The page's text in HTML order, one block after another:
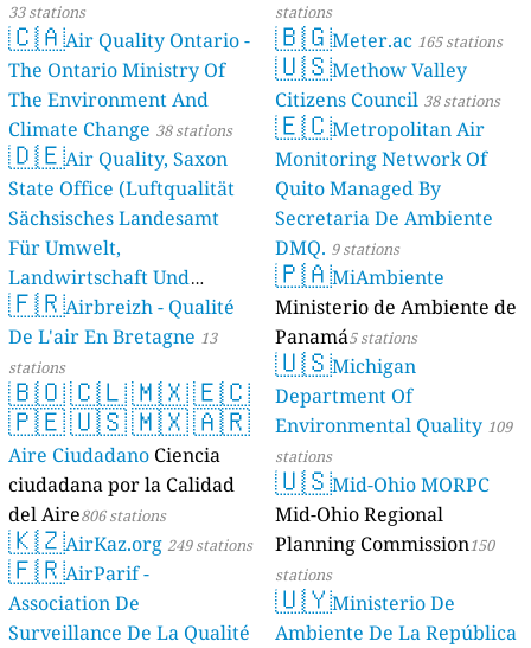
33 stations
🇨🇦Air Quality Ontario -
The Ontario Ministry Of
The Environment And
Climate Change 38 stations
🇩🇪Air Quality, Saxon
State Office (Luftqualität
Sächsisches Landesamt
Für Umwelt,
Landwirtschaft Und
Geologie) 50 stations
🇫🇷Airbreizh - Qualité
De L'air En Bretagne 13
stations
🇧🇴🇨🇱🇲🇽🇪🇨
🇵🇪🇺🇸🇲🇽🇦🇷
Aire Ciudadano Ciencia
ciudadana por la Calidad
del Aire806 stations
🇰🇿AirKaz.org 249 stations
🇫🇷AirParif -
Association De
Surveillance De La Qualité
stations
🇧🇬Meter.ac 165 stations
🇺🇸Methow Valley
Citizens Council 38 stations
🇪🇨Metropolitan Air
Monitoring Network Of
Quito Managed By
Secretaria De Ambiente
DMQ. 9 stations
🇵🇦MiAmbiente
Ministerio de Ambiente de
Panamá5 stations
🇺🇸Michigan
Department Of
Environmental Quality 109
stations
🇺🇸Mid-Ohio MORPC
Mid-Ohio Regional
Planning Commission150
stations
🇺🇾Ministerio De
Ambiente De La República